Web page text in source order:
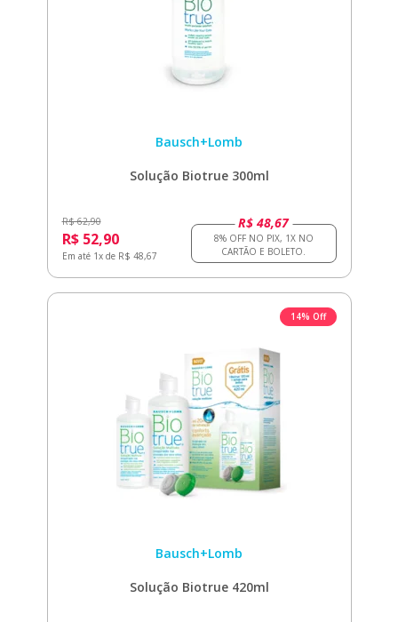
Bausch+Lomb
Solução Biotrue 300ml
R$ 62,90
R$ 52,90
Em até 1x de R$ 48,67
R$ 48,67
14% Off
Bausch+Lomb
Solução Biotrue 420ml